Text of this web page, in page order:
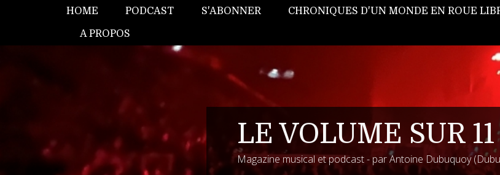
HOME PODCAST S'ABONNER CHRONIQUES D'UN MONDE EN ROUE
A PROPOS
LE VOLUME SUR 11
Magazine musical et podcast - par Antoine Dubuquoy